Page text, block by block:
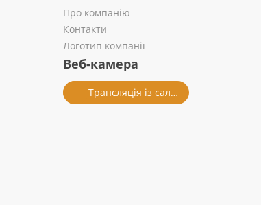
Про компанію
Контакти
Логотип компанії
Веб-камера
Трансляція із салону